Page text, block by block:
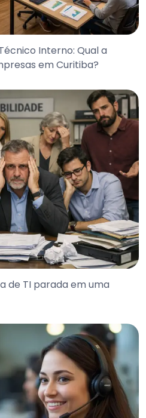
Interno: Qual a
em Curitiba?
de TI parada em uma